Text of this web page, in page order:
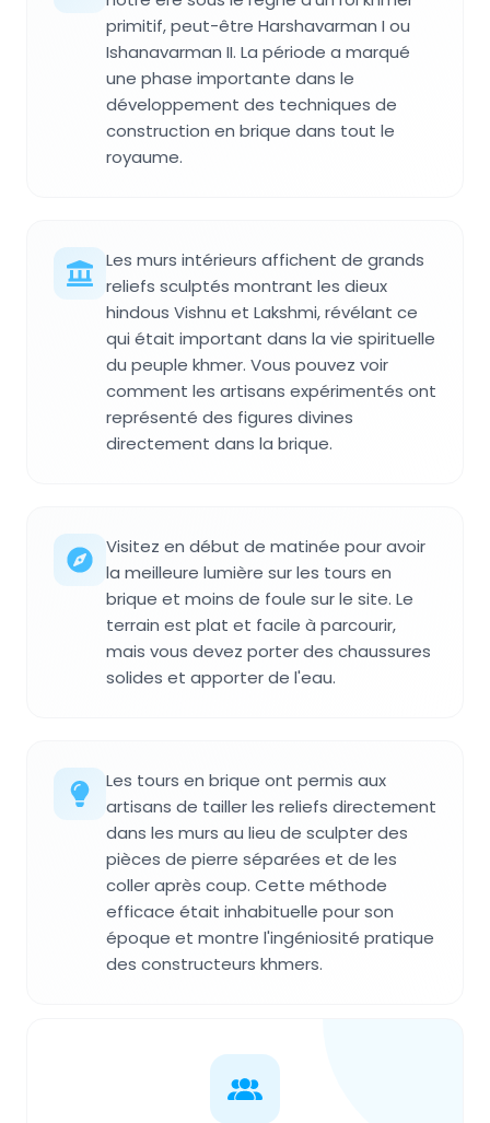
primitif, peut-être Harshavarman I ou
Ishanavarman II. La période a marqué
une phase importante dans le
développement des techniques de
construction en brique dans tout le
royaume.
Les murs intérieurs affichent de grands
reliefs sculptés montrant les dieux
hindous Vishnu et Lakshmi, révélant ce
qui était important dans la vie spirituelle
du peuple khmer. Vous pouvez voir
comment les artisans expérimentés ont
représenté des figures divines
directement dans la brique.
Visitez en début de matinée pour avoir
la meilleure lumière sur les tours en
brique et moins de foule sur le site. Le
terrain est plat et facile à parcourir,
mais vous devez porter des chaussures
solides et apporter de l'eau.
Les tours en brique ont permis aux
artisans de tailler les reliefs directement
dans les murs au lieu de sculpter des
pièces de pierre séparées et de les
coller après coup. Cette méthode
efficace était inhabituelle pour son
époque et montre l'ingéniosité pratique
des constructeurs khmers.